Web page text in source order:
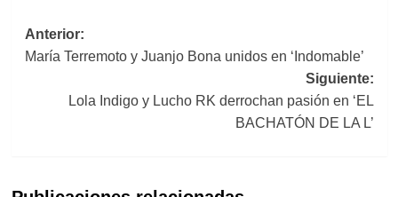
Navegación
de
entradas
Anterior:
María Terremoto y Juanjo Bona unidos en ‘Indomable’
Siguiente:
Lola Indigo y Lucho RK derrochan pasión en ‘EL
BACHATÓN DE LA L’